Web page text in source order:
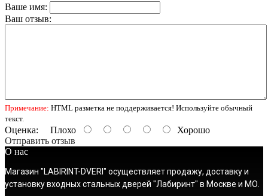
Ваше имя:
Ваш отзыв:
Примечание: HTML разметка не поддерживается! Используйте обычный
текст.
Оценка: Плохо
Хорошо
Отправить отзыв
О нас
Магазин "LABIRINT-DVERI" осуществляет продажу, доставку и
установку входных стальных дверей "Лабиринт" в Москве и МО.